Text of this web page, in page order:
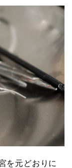
を元どおりに